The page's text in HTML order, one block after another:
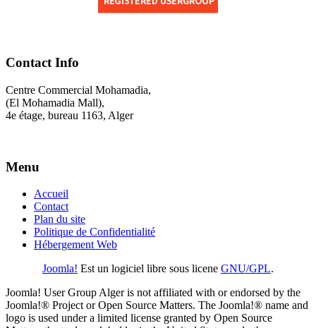
Contact Info
Centre Commercial Mohamadia,
(El Mohamadia Mall),
4e étage, bureau 1163, Alger
Menu
Accueil
Contact
Plan du site
Politique de Confidentialité
Hébergement Web
Joomla! Est un logiciel libre sous licene GNU/GPL.
Joomla! User Group Alger is not affiliated with or endorsed by the
Joomla!® Project or Open Source Matters. The Joomla!® name and
logo is used under a limited license granted by Open Source